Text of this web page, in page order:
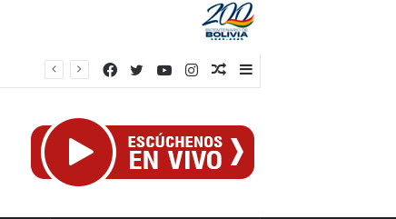
Barra
Publicación
azar
Instagram
YouTube
Twitter
Facebook